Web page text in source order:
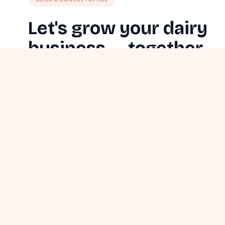
Let's grow your dairy
business — together.